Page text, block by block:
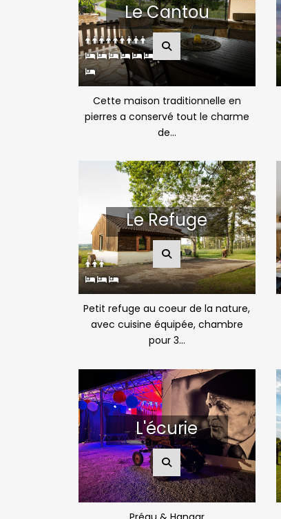
Le Cantou
Cette maison traditionnelle en
pierres a conservé tout le charme
de...
Le Refuge
Petit refuge au coeur de la nature,
avec cuisine équipée, chambre
pour 3...
L'écurie